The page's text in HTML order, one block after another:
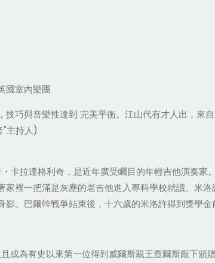
國室內樂團
技巧與音樂性達到 完美平衡。江山代有才人出，
"主持人)
卡拉達格利奇，是近年廣受矚目的年輕吉他演奏
家裡一把滿是灰塵的老吉他進入專科學校就讀。米
影。巴爾幹戰爭結束後，十六歲的米洛許得到獎學
成為有史以來第一位得到威爾斯親王查爾斯殿下